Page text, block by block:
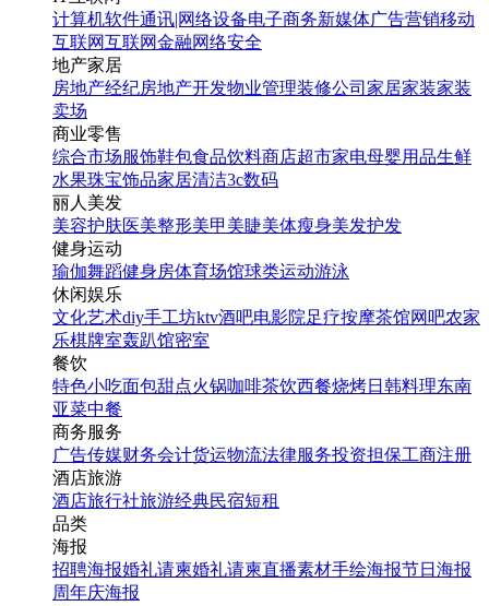
国庆快乐放假大促海报
找相似
手机海报
双11嗨购提前购超商促销
宣传H5
计算机软件通讯|网络设备电子商务新媒体广告营销移动
互联网互联网金融网络安全
地产家居
房地产经纪房地产开发物业管理装修公司 家居家装家装
卖场
商业零售
综合市场服饰鞋包食品饮料商店超市家电母婴用品生鲜
水果珠宝饰品家居清洁3c数码
丽人美发
美容护肤医美整形美甲美睫美体瘦身美发护发
健身运动
瑜伽舞蹈健身房体育场馆球类运动游泳
休闲娱乐
文化艺术diy手工坊ktv酒吧电影院足疗按摩茶馆网吧农家
乐棋牌室轰趴馆密室
餐饮
特色小吃面包甜点火锅咖啡茶饮西餐烧烤日韩料理东南
亚菜中餐
商务服务
广告传媒财务会计货运物流法律服务投资担保工商注册
酒店旅游
酒店旅行社旅游经典民宿短租
品类
海报
招聘海报婚礼请柬婚礼请柬直播素材手绘海报节日海报
周年庆海报